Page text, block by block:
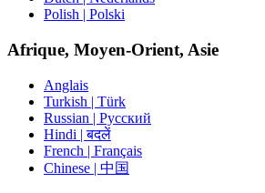
Polish | Polski
Afrique, Moyen-Orient, Asie
Anglais
Turkish | Türk
Russian | Русский
Hindi | बदलें
French | Français
Chinese | 中国